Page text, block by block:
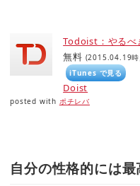
Todoist：やるべ
無料 (2015.04.19時
iTunes で見る
Doist
posted with ポチレバ
自分の性格的には最